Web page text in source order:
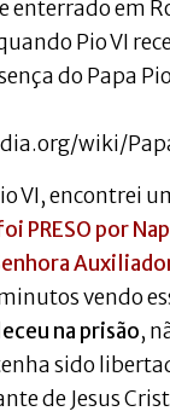
enterrado em
Pio VI
do Papa
wiki/
VI, encontrei
PRESO por
vendo
na prisão,
sido
de Jesus